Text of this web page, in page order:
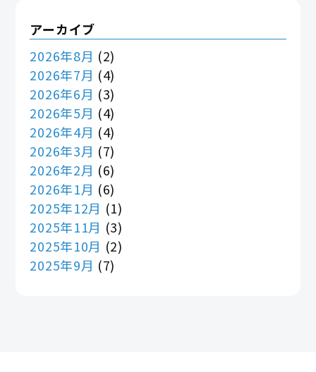
アーカイブ
2026年8月 (2)
2026年7月 (4)
2026年6月 (3)
2026年5月 (4)
2026年4月 (4)
2026年3月 (7)
2026年2月 (6)
2026年1月 (6)
2025年12月 (1)
2025年11月 (3)
2025年10月 (2)
2025年9月 (7)